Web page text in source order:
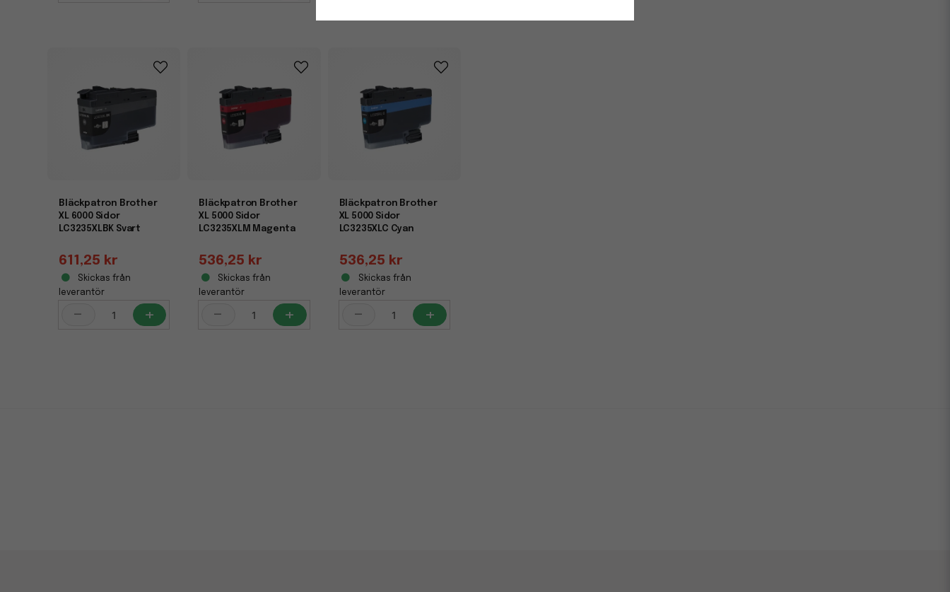
Bläckpatron Brother
XL 6000 Sidor
LC3235XLBK Svart
611,25 kr
Skickas från
leverantör
- +
Bläckpatron Brother
XL 5000 Sidor
LC3235XLM Magenta
536,25 kr
Skickas från
leverantör
- +
Bläckpatron Brother
XL 5000 Sidor
LC3235XLC Cyan
536,25 kr
Skickas från
leverantör
- +